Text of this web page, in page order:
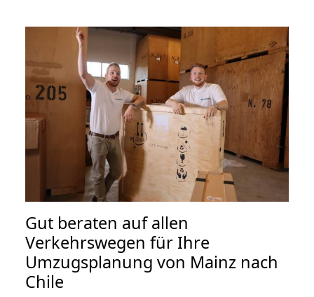
Gut beraten auf allen
Verkehrswegen für Ihre
Umzugsplanung von Mainz nach
Chile